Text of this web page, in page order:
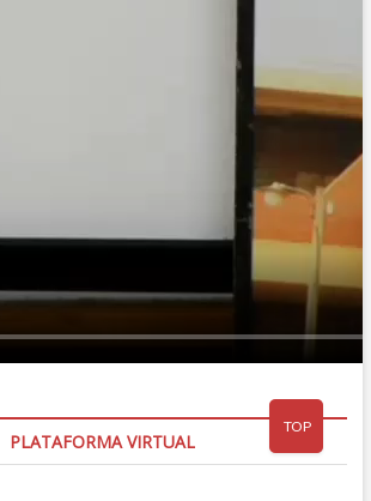
PLATAFORMA VIRTUAL
TOP